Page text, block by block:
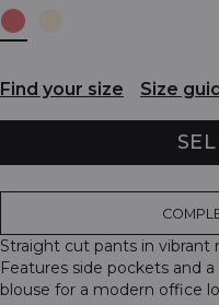
Find your size Size
Straight cut pants in vibrant
Features side pockets and
blouse for a modern office